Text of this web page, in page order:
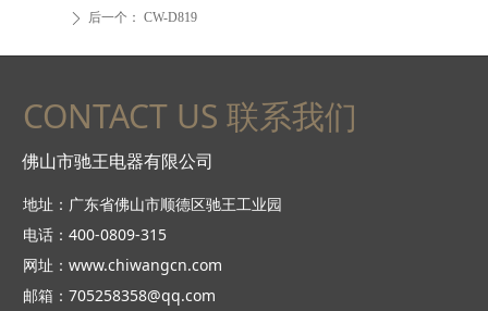
ꄲ 后一个： CW-D819
CONTACT US 联系我们
地址：广东省佛山市顺德区驰王工业园
电话：400-0809-315
网址：www.chiwangcn.com
邮箱：705258358@qq.com
佛山市驰王电器有限公司